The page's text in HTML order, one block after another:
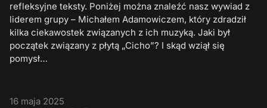
refleksyjne teksty. Poniżej można znaleźć nasz wywiad z
liderem grupy – Michałem Adamowiczem, który zdradził
kilka ciekawostek związanych z ich muzyką. Jaki był
początek związany z płytą „Cicho”? I skąd wziął się
pomysł…
16 maja 2025